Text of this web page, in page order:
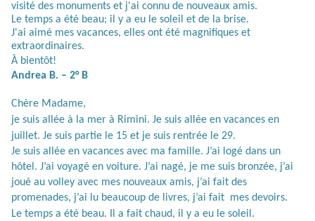
visité des monuments et j'ai connu de nouveaux amis.
Le temps a été beau; il y a eu le soleil et de la brise.
J'ai aimé mes vacances, elles ont été magnifiques et
extraordinaires.
À bientôt!
Andrea B. – 2° B
Chère Madame,
je suis allée à la mer à Rimini. Je suis allée en vacances en
juillet. Je suis partie le 15 et je suis rentrée le 29.
Je suis allée en vacances avec ma famille. J’ai logé dans un
hôtel. J’ai voyagé en voiture. J’ai nagé, je me suis bronzée, j’ai
joué au volley avec mes nouveaux amis, j’ai fait des
promenades, j’ai lu beaucoup de livres, j’ai fait mes devoirs.
Le temps a été beau. Il a fait chaud, il y a eu le soleil.